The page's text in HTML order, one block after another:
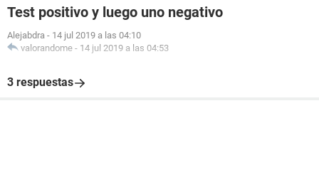
Test positivo y luego uno negativo
Alejabdra - 14 jul 2019 a las 04:10
valorandome - 14 jul 2019 a las 04:53
3 respuestas